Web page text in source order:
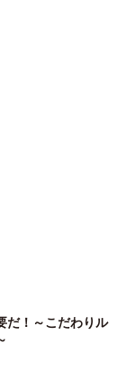
だ！～こだわりル